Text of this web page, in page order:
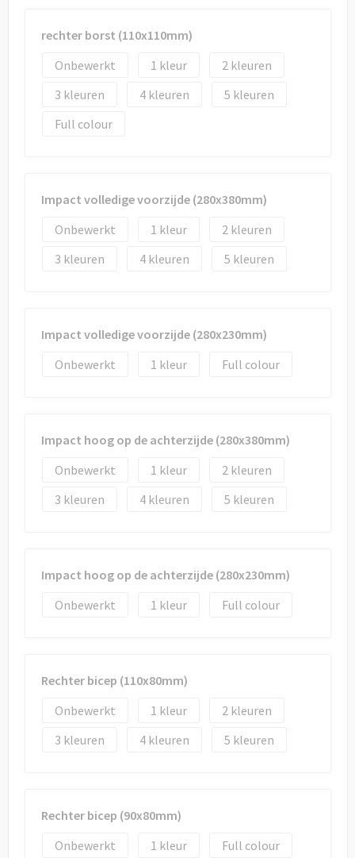
rechter borst (110x110mm)
Onbewerkt
1
2
3
4
5
Full colour
Impact volledige voorzijde (280x380mm)
Onbewerkt
1
2
3
4 5
Impact volledige voorzijde (280x230mm)
Onbewerkt
1 Full colour
Impact hoog op de achterzijde (280x380mm)
Onbewerkt
1
2
3
4 5
Impact hoog op de achterzijde (280x230mm)
Onbewerkt
1 Full colour
Rechter bicep (110x80mm)
Onbewerkt
1
2
3
4 5
Rechter bicep (90x80mm)
Onbewerkt
1 Full colour